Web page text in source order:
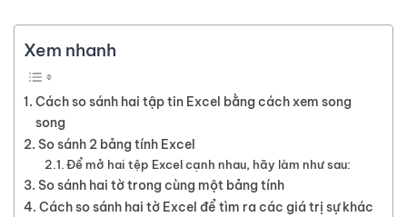
Xem nhanh
Cách so sánh hai tập tin Excel bằng cách xem song
song
So sánh 2 bảng tính Excel
Để mở hai tệp Excel cạnh nhau, hãy làm như sau:
So sánh hai tờ trong cùng một bảng tính
Cách so sánh hai tờ Excel để tìm ra các giá trị sự khác